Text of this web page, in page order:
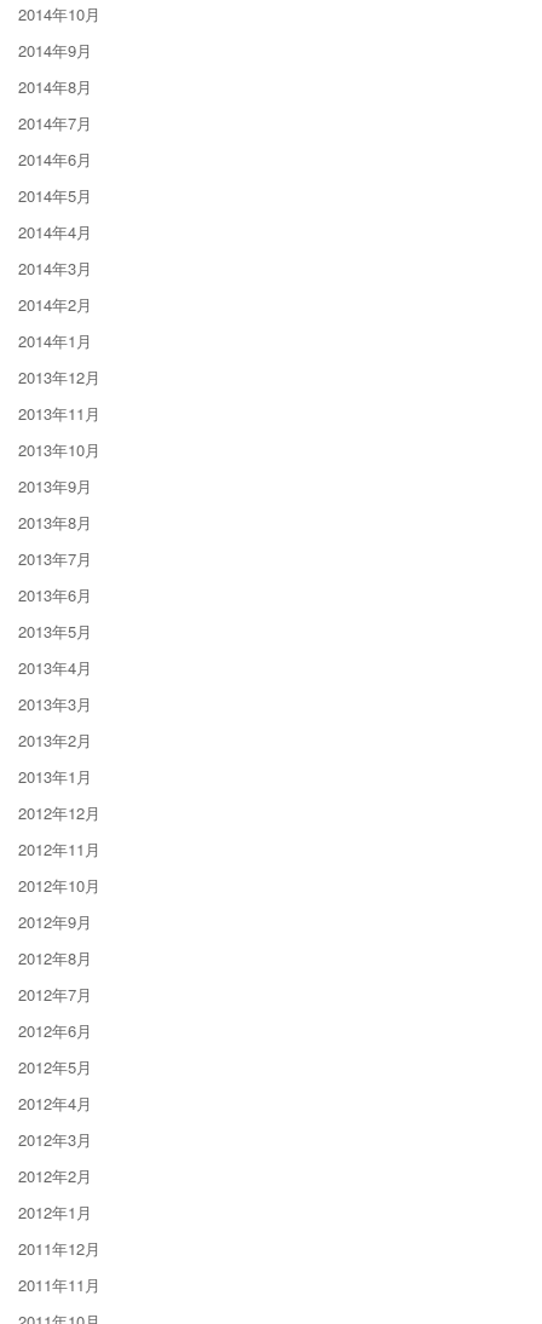
2014年10月
2014年9月
2014年8月
2014年7月
2014年6月
2014年5月
2014年4月
2014年3月
2014年2月
2014年1月
2013年12月
2013年11月
2013年10月
2013年9月
2013年8月
2013年7月
2013年6月
2013年5月
2013年4月
2013年3月
2013年2月
2013年1月
2012年12月
2012年11月
2012年10月
2012年9月
2012年8月
2012年7月
2012年6月
2012年5月
2012年4月
2012年3月
2012年2月
2012年1月
2011年12月
2011年11月